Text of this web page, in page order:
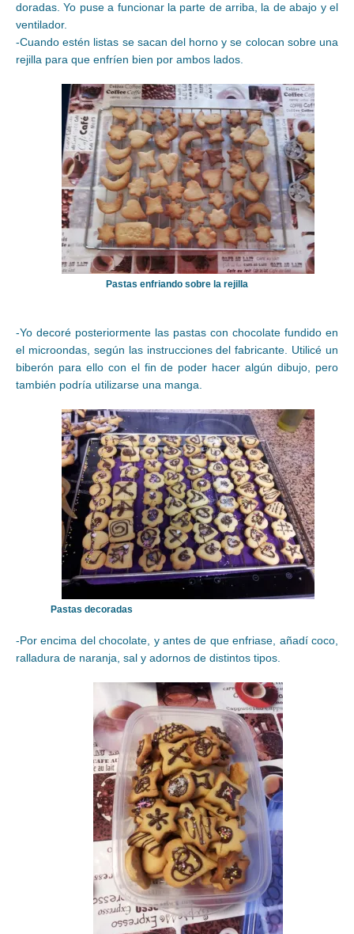
doradas. Yo puse a funcionar la parte de arriba, la de abajo y el
ventilador.
-Cuando estén listas se sacan del horno y se colocan sobre una
rejilla para que enfríen bien por ambos lados.
Pastas enfriando sobre la rejilla
-Yo decoré posteriormente las pastas con chocolate fundido en
el microondas, según las instrucciones del fabricante. Utilicé un
biberón para ello con el fin de poder hacer algún dibujo, pero
también podría utilizarse una manga.
Pastas decoradas
-Por encima del chocolate, y antes de que enfriase, añadí coco,
ralladura de naranja, sal y adornos de distintos tipos.